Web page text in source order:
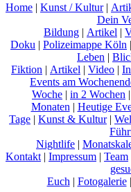
Home | Kunst / Kultur|
Dein
Bildung | Artikel |
Doku | Polizeimappe Köln |
Leben |
Fiktion | Artikel | Video |
Events am
Woche | in 2 Wochen |
Monaten | Heutige
Tage | Kunst & Kultur|
Nightlife |
Kontakt | Impressum | Team
Euch | Fotogalerie|